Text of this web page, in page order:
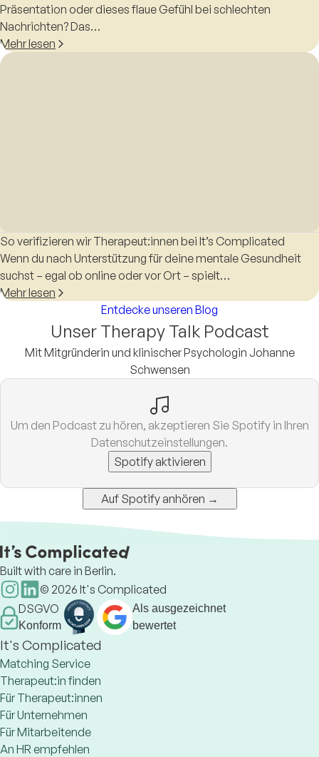
Präsentation oder dieses flaue Gefühl bei schlechten
Nachrichten? Das…
Mehr lesen
So verifizieren wir Therapeut:innen bei It’s Complicated
Wenn du nach Unterstützung für deine mentale Gesundheit
suchst – egal ob online oder vor Ort – spielt…
Mehr lesen
Entdecke unseren Blog
Unser Therapy Talk Podcast
Mit Mitgründerin und klinischer Psychologin Johanne
Schwensen
Um den Podcast zu hören, akzeptieren Sie Spotify in Ihren
Datenschutzeinstellungen.
Spotify aktivieren
Auf Spotify anhören →
Built with care in Berlin.
© 2026 It's Complicated
DSGVO
Konform
Als ausgezeichnet
bewertet
It's Complicated
Matching Service
Therapeut:in finden
Für Therapeut:innen
Für Unternehmen
Für Mitarbeitende
An HR empfehlen